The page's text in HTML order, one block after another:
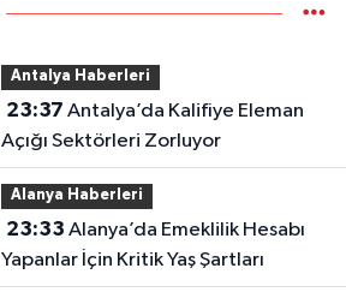
Antalya Haberleri
23:37
Açığı Sektörleri Zorluyor
Alanya Haberleri
23:33
Yapanlar İçin Kritik Yaş Şartları